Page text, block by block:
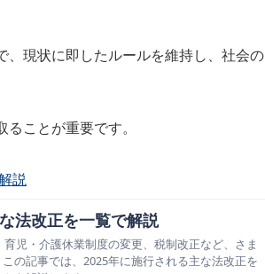
現状に即したルールを維持し、社会の
ことが重要です。
説
法改正を一覧で解説
児・介護休業制度の変更、税制改正など、さま
の記事では、2025年に施行される主な法改正を